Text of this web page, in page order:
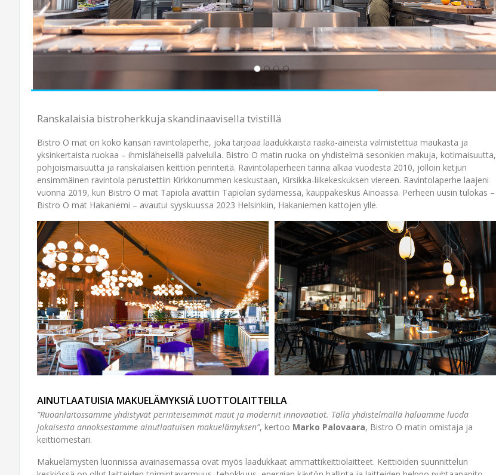
Ranskalaisia bistroherkkuja skandinaavisella tvistillä
Bistro O mat on koko kansan ravintolaperhe, joka tarjoaa laadukkaista raaka-aineista valmistettua maukasta ja
yksinkertaista ruokaa – ihmisläheisellä palvelulla. Bistro O matin ruoka on yhdistelmä sesonkien makuja, kotimaisuutta,
pohjoismaisuutta ja ranskalaisen keittiön perinteitä. Ravintolaperheen tarina alkaa vuodesta 2010, jolloin ketjun
ensimmäinen ravintola perustettiin Kirkkonummen keskustaan, Kirsikka-liikekeskuksen viereen. Ravintolaperhe laajeni
vuonna 2019, kun Bistro O mat Tapiola avattiin Tapiolan sydämessä, kauppakeskus Ainoassa. Perheen uusin tulokas –
Bistro O mat Hakaniemi – avautui syyskuussa 2023 Helsinkiin, Hakaniemen kattojen ylle.
AINUTLAATUISIA MAKUELÄMYKSIÄ LUOTTOLAITTEILLA
”Ruoanlaitossamme yhdistyvät perinteisemmät maut ja modernit innovaatiot. Tällä yhdistelmällä haluamme luoda
jokaisesta annoksestamme ainutlaatuisen makuelämyksen”, kertoo Marko Palovaara, Bistro O matin omistaja ja
keittiömestari.
Makuelämysten luonnissa avainasemassa ovat myös laadukkaat ammattikeittiölaitteet. Keittiöiden suunnittelun